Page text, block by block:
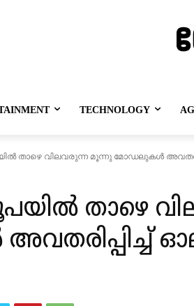
TECHNOLOGY
താഴെ വിലവരുന്ന മൂന്നു മോഡലുകള്‍
താഴെ